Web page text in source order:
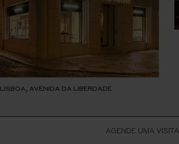
LISBOA, AVENIDA DA LIBERDADE
AGENDE UMA VISITA